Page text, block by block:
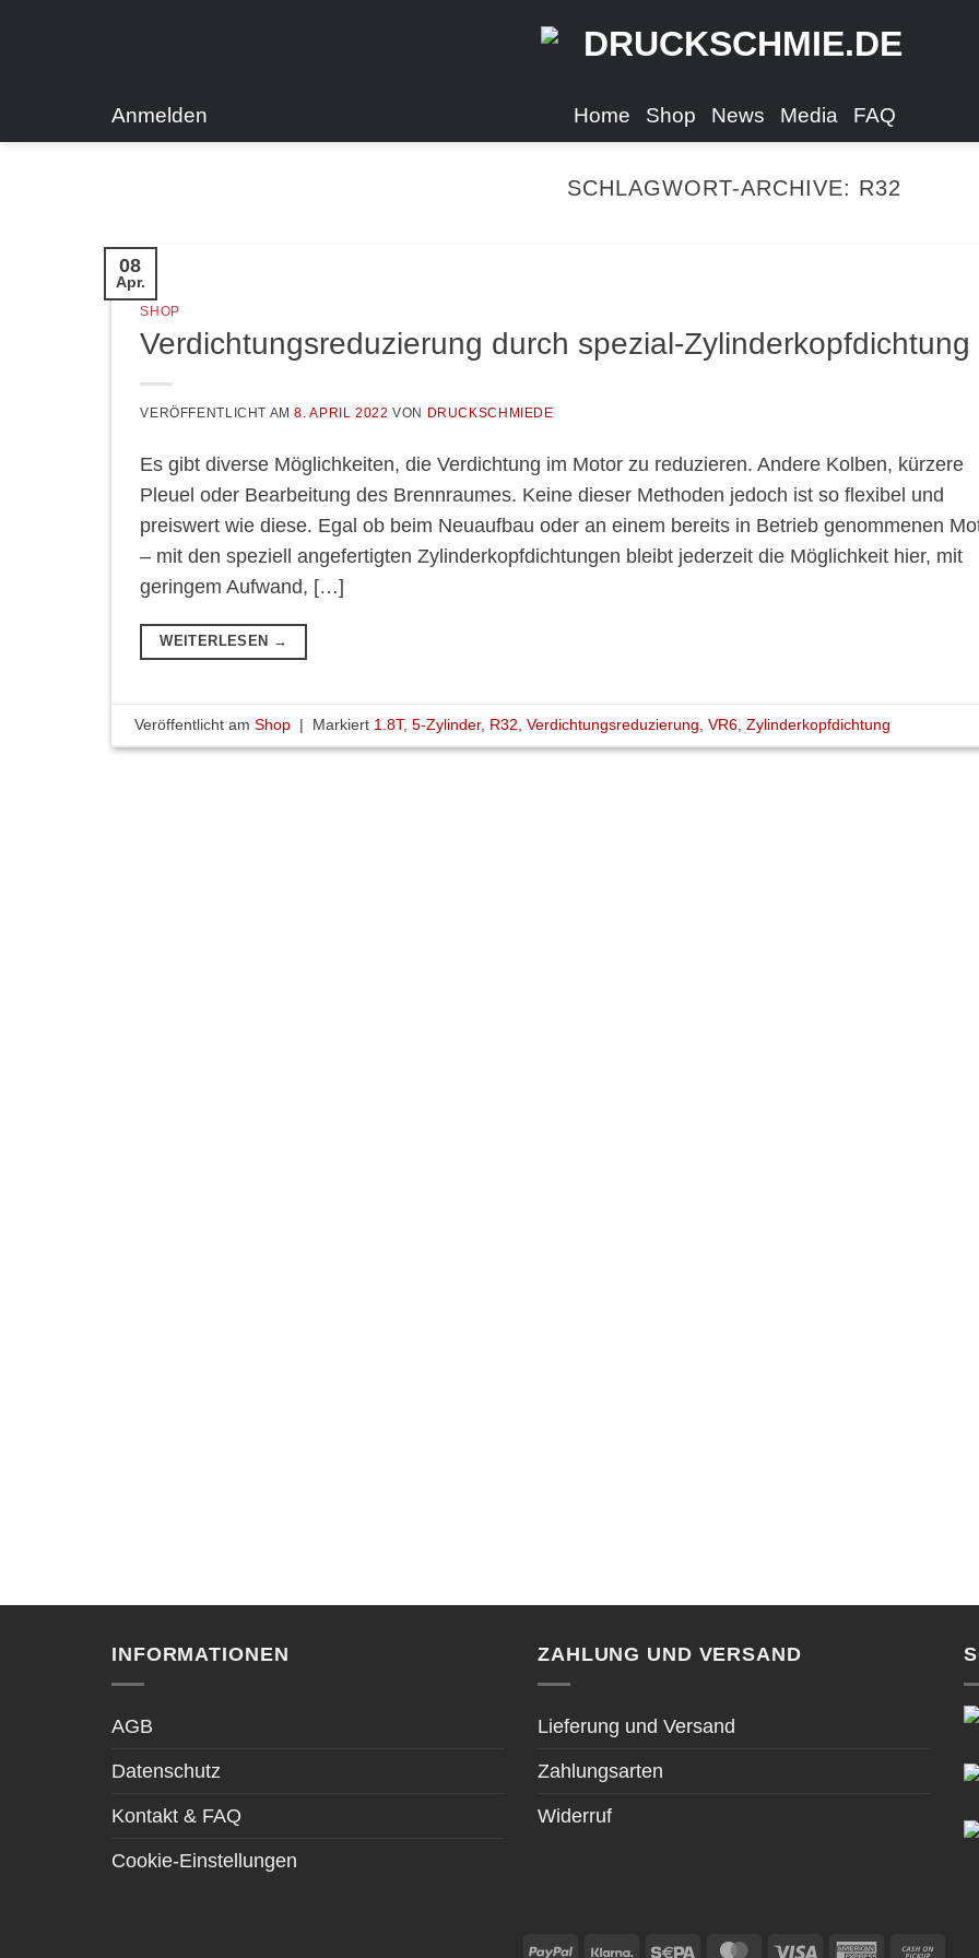
Anmelden Home Shop News Media FAQ
SCHLAGWORT-ARCHIVE: R32
08
Apr.
SHOP
Verdichtungsreduzierung durch spezial-Zylinderkopfdichtung
VERÖFFENTLICHT AM8. APRIL 2022 VON DRUCKSCHMIEDE
Es gibt diverse Möglichkeiten, die Verdichtung im Motor zu reduzieren. Andere Kolben, kürzere
Pleuel oder Bearbeitung des Brennraumes. Keine dieser Methoden jedoch ist so flexibel und
preiswert wie diese. Egal ob beim Neuaufbau oder an einem bereits in Betrieb genommenen
– mit den speziell angefertigten Zylinderkopfdichtungen bleibt jederzeit die Möglichkeit hier, mit
geringem Aufwand, […]
WEITERLESEN →
Veröffentlicht amShop | Markiert 1.8T,5-Zylinder, R32 ,Verdichtungsreduzierung ,VR6 ,Zylinderkopfdichtung
INFORMATIONEN
AGB
Datenschutz
Kontakt & FAQ
Cookie-Einstellungen
ZAHLUNG UND VERSAND
Lieferung und Versand
Zahlungsarten
Widerruf
PayPal Klarna Sepa MasterCard
Visa American